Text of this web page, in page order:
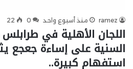
ramez منذ أسبوع واحد 0
22
اللجان الأهلية في
السنية على إساءة جعجع
استفهام كبيرة..